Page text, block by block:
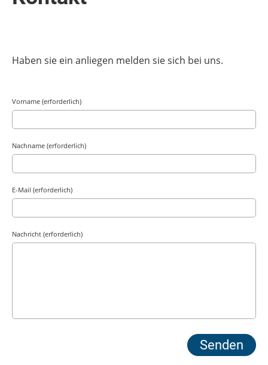
Haben sie ein anliegen melden sie sich bei uns.
Vorname (erforderlich)
Nachname (erforderlich)
E-Mail (erforderlich)
Nachricht (erforderlich)